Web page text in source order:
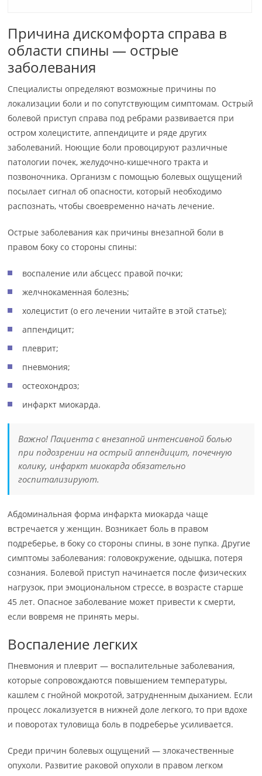
Причина дискомфорта справа в
области спины — острые
заболевания
Специалисты определяют возможные причины по
локализации боли и по сопутствующим симптомам. Острый
болевой приступ справа под ребрами развивается при
остром холецистите, аппендиците и ряде других
заболеваний. Ноющие боли провоцируют различные
патологии почек, желудочно-кишечного тракта и
позвоночника. Организм с помощью болевых ощущений
посылает сигнал об опасности, который необходимо
распознать, чтобы своевременно начать лечение.
Острые заболевания как причины внезапной боли в
правом боку со стороны спины:
воспаление или абсцесс правой почки;
желчнокаменная болезнь;
холецистит (о его лечении читайте в этой статье);
аппендицит;
плеврит;
пневмония;
остеохондроз;
инфаркт миокарда.
Важно! Пациента с внезапной интенсивной болью
при подозрении на острый аппендицит, почечную
колику, инфаркт миокарда обязательно
госпитализируют.
Абдоминальная форма инфаркта миокарда чаще
встречается у женщин. Возникает боль в правом
подреберье, в боку со стороны спины, в зоне пупка. Другие
симптомы заболевания: головокружение, одышка, потеря
сознания. Болевой приступ начинается после физических
нагрузок, при эмоциональном стрессе, в возрасте старше
45 лет. Опасное заболевание может привести к смерти,
если вовремя не принять меры.
Воспаление легких
Пневмония и плеврит — воспалительные заболевания,
которые сопровождаются повышением температуры,
кашлем с гнойной мокротой, затрудненным дыханием. Если
процесс локализуется в нижней доле легкого, то при вдохе
и поворотах туловища боль в подреберье усиливается.
Среди причин болевых ощущений — злокачественные
опухоли. Развитие раковой опухоли в правом легком